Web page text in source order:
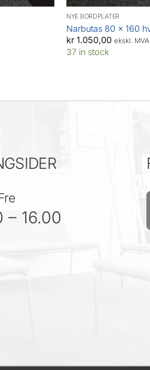
NYE BORDPLATER
Narbutas 80 x 160
kr1.050,00 ekskl. MVA
37 in stock
– 16.00